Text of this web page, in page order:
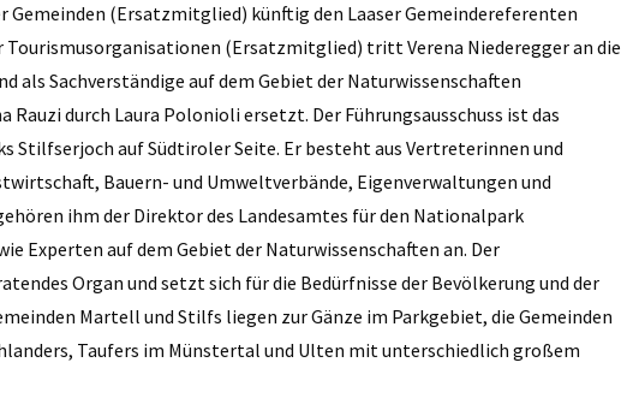
(Ersatzmitglied) künftig den Laaser Gemeindereferenten
Tourismusorganisationen (Ersatzmitglied) tritt Verena Niederegger an die
als Sachverständige auf dem Gebiet der Naturwissenschaften
durch Laura Polonioli ersetzt. Der Führungsausschuss ist das
Stilfserjoch auf Südtiroler Seite. Er besteht aus Vertreterinnen und
Bauern- und Umweltverbände, Eigenverwaltungen und
ihm der Direktor des Landesamtes für den Nationalpark
Experten auf dem Gebiet der Naturwissenschaften an. Der
Organ und setzt sich für die Bedürfnisse der Bevölkerung und der
Martell und Stilfs liegen zur Gänze im Parkgebiet, die Gemeinden
Taufers im Münstertal und Ulten mit unterschiedlich großem